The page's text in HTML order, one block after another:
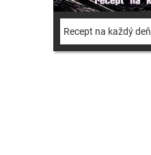
Recept na každý deň